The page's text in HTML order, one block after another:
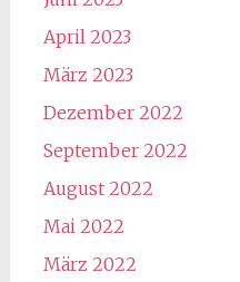
April 2023
März 2023
Dezember 2022
September 2022
August 2022
Mai 2022
März 2022